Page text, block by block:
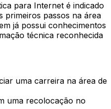
para Internet é indicado
primeiros passos na área
já possui conhecimentos
técnica reconhecida
uma carreira na área de
uma recolocação no